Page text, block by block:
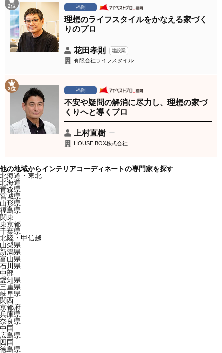
2位 福岡
理想のライフスタイルをかなえる家づく
りのプロ
花田孝則 建設業
有限会社ライフスタイル
3位 福岡
不安や疑問の解消に尽力し、理想の家づ
くりへと導くプロ
上村直樹
HOUSE BOX株式会社
他の地域からインテリアコーディネートの専門家を探す
北海道・東北
北海道
青森県
宮城県
山形県
福島県
関東
東京都
千葉県
北陸・甲信越
山梨県
新潟県
富山県
石川県
中部
愛知県
三重県
岐阜県
関西
京都府
兵庫県
奈良県
中国
広島県
四国
徳島県